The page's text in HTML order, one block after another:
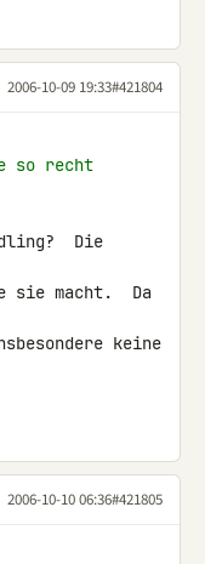
2006-10-09 19:33#421804
so recht
Die
sie macht.  Da
keine
2006-10-10 06:36#421805